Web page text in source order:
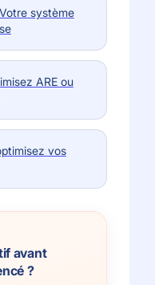
système
ARE ou
vos
avant
?